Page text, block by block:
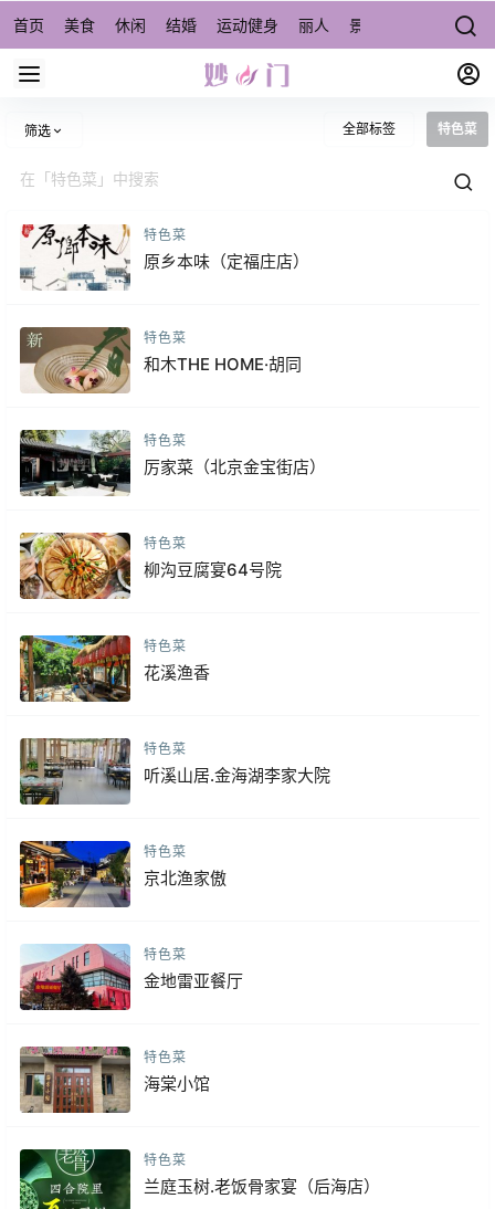
首页 美食 休闲 结婚 运动健身 丽人 景点/周边游 宠物
筛选 全部标签 特色菜
特色菜
原乡本味（定福庄店）
特色菜
和木THE HOME·胡同
特色菜
厉家菜（北京金宝街店）
特色菜
柳沟豆腐宴64号院
特色菜
花溪渔香
特色菜
听溪山居.金海湖李家大院
特色菜
京北渔家傲
特色菜
金地雷亚餐厅
特色菜
海棠小馆
特色菜
兰庭玉树.老饭骨家宴（后海店）